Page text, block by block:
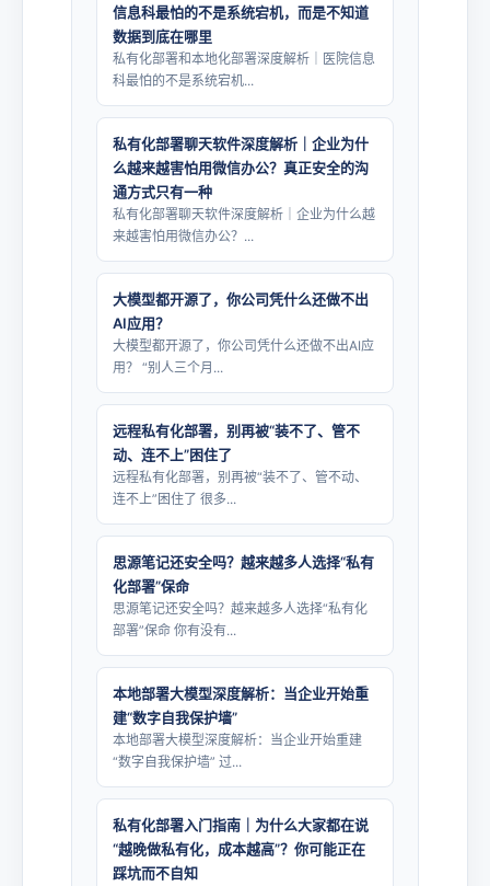
信息科最怕的不是系统宕机，而是不知道
数据到底在哪里
私有化部署和本地化部署深度解析｜医院信息
科最怕的不是系统宕机...
私有化部署聊天软件深度解析｜企业为什
么越来越害怕用微信办公？真正安全的沟
通方式只有一种
私有化部署聊天软件深度解析｜企业为什么越
来越害怕用微信办公？...
大模型都开源了，你公司凭什么还做不出
AI应用？
大模型都开源了，你公司凭什么还做不出AI应
用？ “别人三个月...
远程私有化部署，别再被“装不了、管不
动、连不上”困住了
远程私有化部署，别再被“装不了、管不动、
连不上”困住了 很多...
思源笔记还安全吗？越来越多人选择“私有
化部署”保命
思源笔记还安全吗？越来越多人选择“私有化
部署”保命 你有没有...
本地部署大模型深度解析：当企业开始重
建“数字自我保护墙”
本地部署大模型深度解析：当企业开始重建
“数字自我保护墙” 过...
私有化部署入门指南｜为什么大家都在说
“越晚做私有化，成本越高”？你可能正在
踩坑而不自知